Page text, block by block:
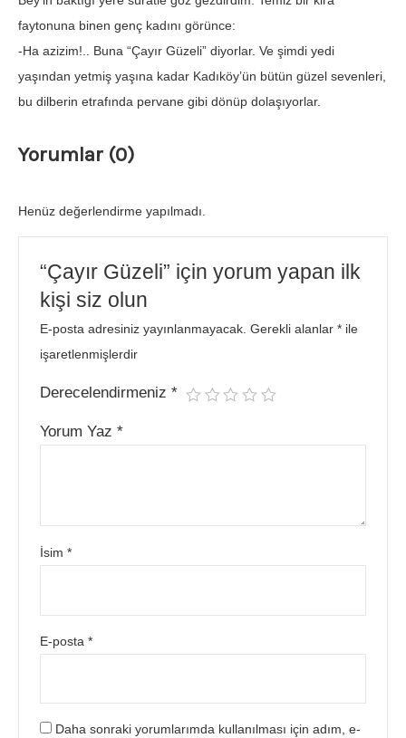
faytonuna binen genç kadını görünce:
-Ha azizim!.. Buna “Çayır Güzeli” diyorlar. Ve şimdi yedi
yaşından yetmiş yaşına kadar Kadıköy’ün bütün güzel sevenleri,
bu dilberin etrafında pervane gibi dönüp dolaşıyorlar.
Yorumlar (0)
Henüz değerlendirme yapılmadı.
“Çayır Güzeli” için yorum yapan ilk
kişi siz olun
E-posta adresiniz yayınlanmayacak. Gerekli alanlar* ile
işaretlenmişlerdir
Derecelendirmeniz*
Yorum Yaz*
İsim*
E-posta*
Daha sonraki yorumlarımda kullanılması için adım, e-